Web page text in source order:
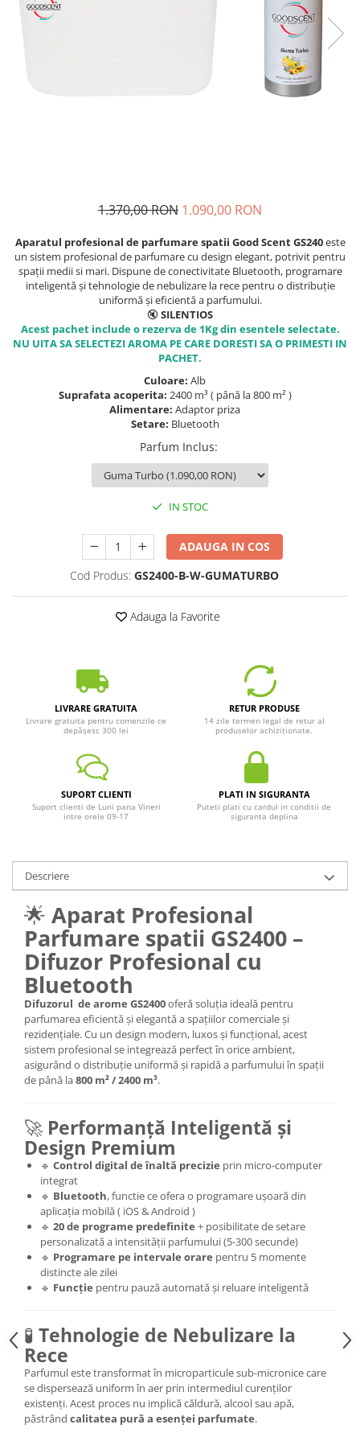
1.370,00 RON 1.090,00 RON
Aparatul profesional de parfumare spatii Good Scent GS240este
un sistem profesional de parfumare cu design elegant, potrivit pentru
spații medii si mari. Dispune de conectivitate Bluetooth, programare
inteligentă și tehnologie de nebulizare la rece pentru o distribuție
uniformă și eficientă a parfumului.
🔇 SILENTIOS
Acest pachet include o rezerva de 1Kg din esentele selectate.
NU UITA SA SELECTEZI AROMA PE CARE DORESTI SA O PRIMESTI IN
PACHET.
Culoare: Alb
Suprafata acoperita: 2400 m³ ( până la 800 m² )
Alimentare: Adaptor priza
Setare: Bluetooth
Parfum Inclus:
IN STOC
ADAUGA IN COS
Cod Produs: GS2400-B-W-GUMATURBO
Adauga la Favorite
LIVRARE GRATUITA
Livrare gratuita pentru comenzile ce
depășesc 300 lei
RETUR PRODUSE
14 zile termen legal de retur al
produselor achiziționate.
SUPORT CLIENTI
Suport clienti de Luni pana Vineri
intre orele 09-17
PLATI IN SIGURANTA
Puteti plati cu cardul in conditii de
siguranta deplina
Descriere
🌟 Aparat Profesional
Parfumare spatii GS2400 –
Difuzor Profesional cu
Bluetooth
Difuzorul de arome GS2400oferă soluția ideală pentru
parfumarea eficientă și elegantă a spațiilor comerciale și
rezidențiale. Cu un design modern, luxos și funcțional, acest
sistem profesional se integrează perfect în orice ambient,
asigurând o distribuție uniformă și rapidă a parfumului în spații
de până la800 m² / 2400 m³.
🚀 Performanță Inteligentă și
Design Premium
🔹 Control digital de înaltă precizie prin micro-computer
integrat
🔹 Bluetooth, functie ce ofera o programare ușoară din
aplicația mobilă ( iOS & Android )
🔹 20 de programe predefinite + posibilitate de setare
personalizată a intensității parfumului (5-300 secunde)
🔹 Programare pe intervale orare pentru 5 momente
distincte ale zilei
🔹 Funcție pentru pauză automată și reluare inteligentă
🧪 Tehnologie de Nebulizare la
Rece
Parfumul este transformat în microparticule sub-micronice care
se dispersează uniform în aer prin intermediul curenților
existenți. Acest proces nu implică căldură, alcool sau apă,
păstrând calitatea pură a esenței parfumate.